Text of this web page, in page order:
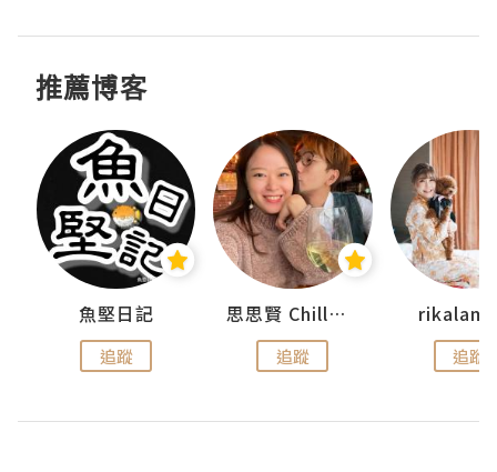
推薦博客
魚堅日記
追蹤
思思賢 ChillMyBabe
追蹤 追蹤